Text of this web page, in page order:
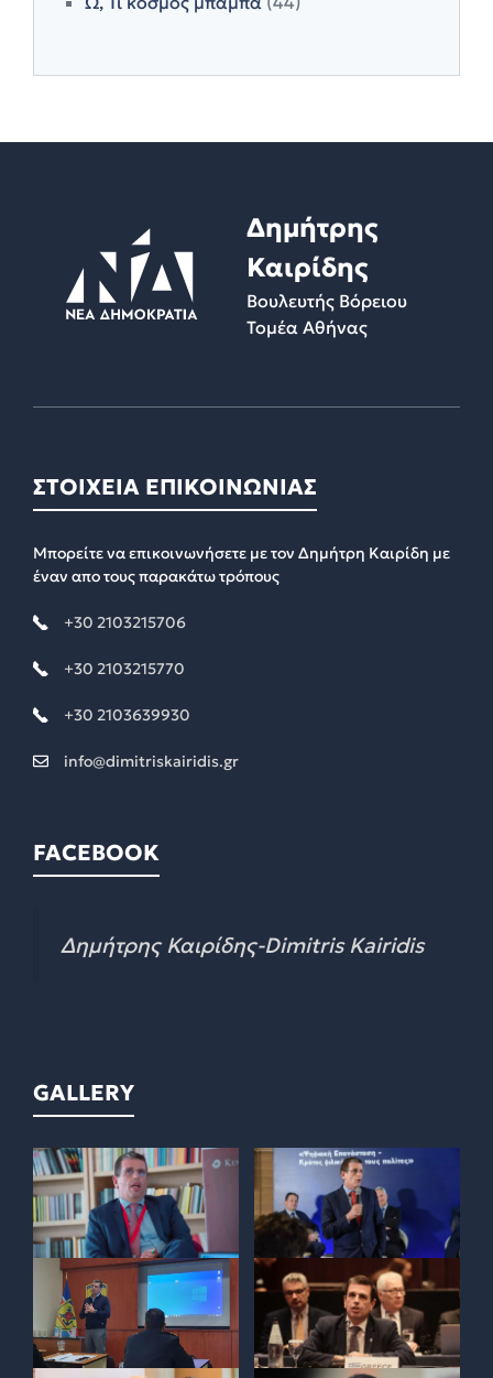
Δημήτρης
Καιρίδης
Βουλευτής Βόρειου
Τομέα Αθήνας
ΣΤΟΙΧΕΙΑ ΕΠΙΚΟΙΝΩΝΙΑΣ
Μπορείτε να επικοινωνήσετε με τον Δημήτρη Καιρίδη με
έναν απο τους παρακάτω τρόπους
+30 2103215706
+30 2103215770
+30 2103639930
info@dimitriskairidis.gr
FACEBOOK
Δημήτρης Καιρίδης-Dimitris Kairidis
GALLERY